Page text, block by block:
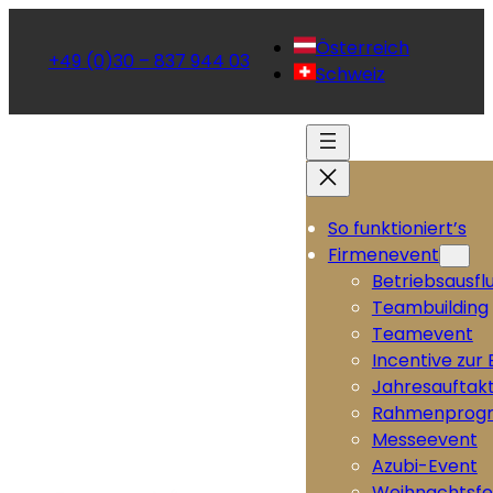
+49 (0)30 – 837 944 03
Österreich
Schweiz
So funktioniert’s
Firmenevent
Teambuilding
Teamevent
Incentive zur
Messeevent
Azubi-Event